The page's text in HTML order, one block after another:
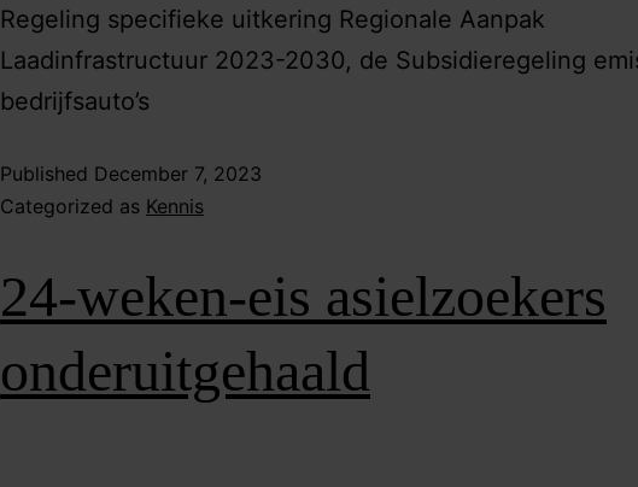
Regeling specifieke uitkering Regionale Aanpak
Laadinfrastructuur 2023-2030, de Subsidieregeling
bedrijfsauto’s
Published December 7, 2023
Categorized as Kennis
24-weken-eis asielzoekers
onderuitgehaald